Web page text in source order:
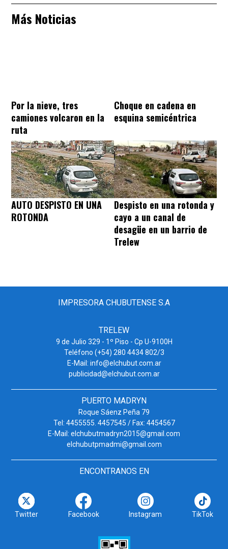
Más Noticias
Por la nieve, tres
camiones volcaron en la
ruta
Choque en cadena en
esquina semicéntrica
AUTO DESPISTO EN UNA
ROTONDA
Despisto en una rotonda y
cayo a un canal de
desagüe en un barrio de
Trelew
IMPRESORA CHUBUTENSE S.A
TRELEW
9 de Julio 329 - 1º Piso - Cp U-9100H
Teléfono (+54) 280 4434 802/3
E-Mail: info@elchubut.com.ar
publicidad@elchubut.com.ar
PUERTO MADRYN
Roque Sáenz Peña 79
Tel: 4455555. 4457545 / Fax: 4454567
E-Mail: elchubutmadryn2015@gmail.com
elchubutpmadmi@gmail.com
ENCONTRANOS EN
Twitter Facebook Instagram TikTok